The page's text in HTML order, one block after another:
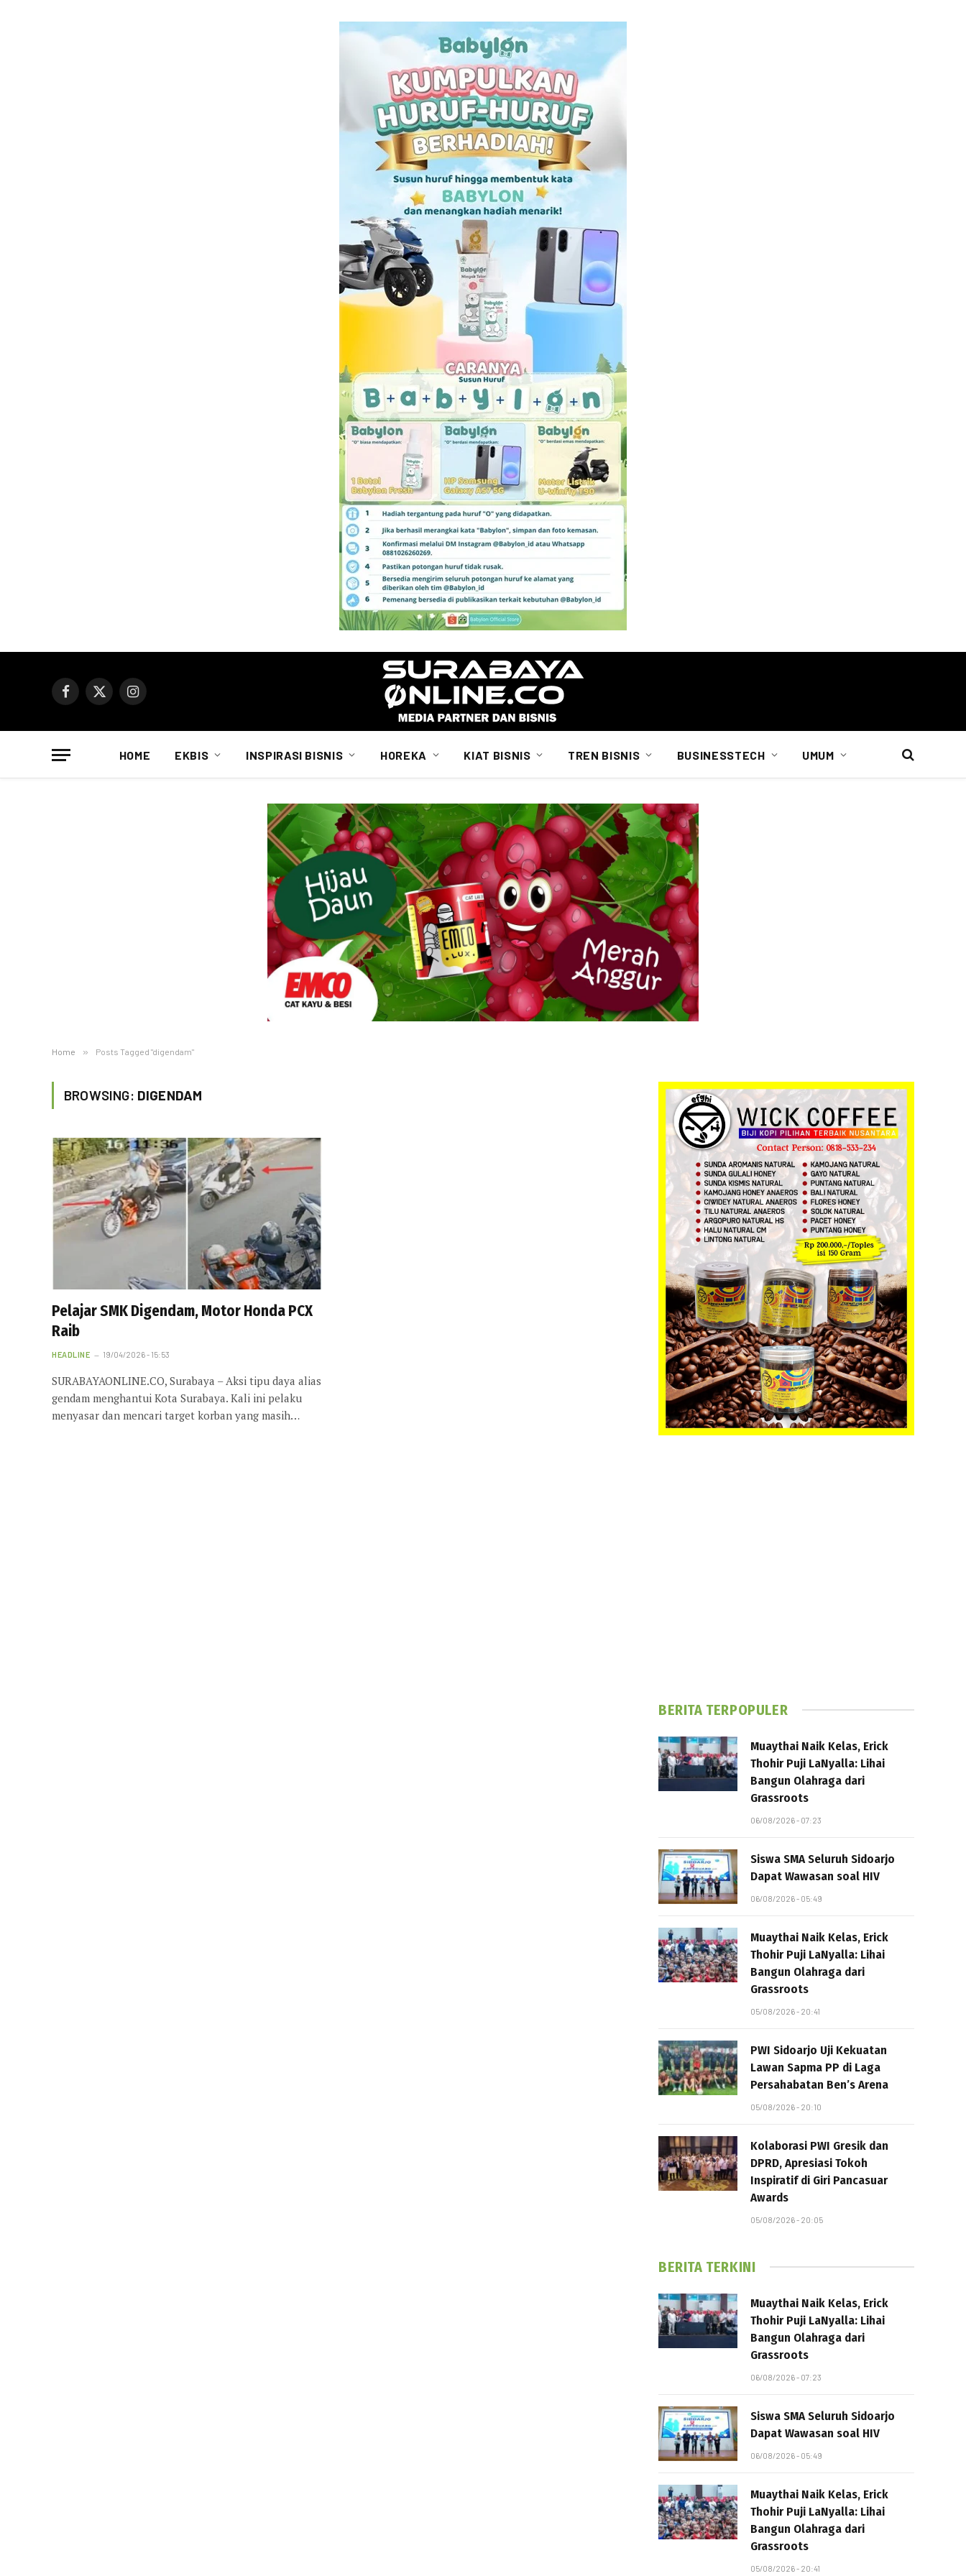
Facebook
X
Instagram
HOME EKBIS INSPIRASI BISNIS HOREKA KIAT BISNIS TREN BISNIS BUSINESSTECH UMUM
Home » Posts Tagged "digendam"
BROWSING: DIGENDAM
Pelajar SMK Digendam, Motor Honda PCX
Raib
HEADLINE 19/04/2026 - 15:53
SURABAYAONLINE.CO, Surabaya – Aksi tipu daya alias
gendam menghantui Kota Surabaya. Kali ini pelaku
menyasar dan mencari target korban yang masih…
BERITA TERPOPULER
Muaythai Naik Kelas, Erick
Thohir Puji LaNyalla: Lihai
Bangun Olahraga dari
Grassroots
06/08/2026 - 07:23
Siswa SMA Seluruh Sidoarjo
Dapat Wawasan soal HIV
06/08/2026 - 05:49
Muaythai Naik Kelas, Erick
Thohir Puji LaNyalla: Lihai
Bangun Olahraga dari
Grassroots
05/08/2026 - 20:41
PWI Sidoarjo Uji Kekuatan
Lawan Sapma PP di Laga
Persahabatan Ben’s Arena
05/08/2026 - 20:10
Kolaborasi PWI Gresik dan
DPRD, Apresiasi Tokoh
Inspiratif di Giri Pancasuar
Awards
05/08/2026 - 20:05
BERITA TERKINI
Muaythai Naik Kelas, Erick
Thohir Puji LaNyalla: Lihai
Bangun Olahraga dari
Grassroots
06/08/2026 - 07:23
Siswa SMA Seluruh Sidoarjo
Dapat Wawasan soal HIV
06/08/2026 - 05:49
Muaythai Naik Kelas, Erick
Thohir Puji LaNyalla: Lihai
Bangun Olahraga dari
Grassroots
05/08/2026 - 20:41